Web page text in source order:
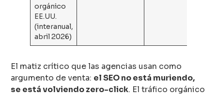
orgánico
EE.UU.
(interanual,
abril 2026)
El matiz crítico que las agencias usan como
argumento de venta: el SEO no está muriendo,
se está volviendo zero-click. El tráfico orgánico